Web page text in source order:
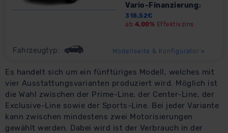
Vario-Finanzierung 2
318,52€
ab 4,00% Effektivzins
Fahrzeugtyp: Modellseite & Konfigurator »
Es handelt sich um ein fünftüriges Modell, welches mit
vier Ausstattungsvarianten produziert wird. Möglich ist
die Wahl zwischen der Prime-Line, der Center-Line, der
Exclusive-Line sowie der Sports-Line. Bei jeder Variante
kann zwischen mindestens zwei Motorisierungen
gewählt werden. Dabei wird ist der Verbrauch in der